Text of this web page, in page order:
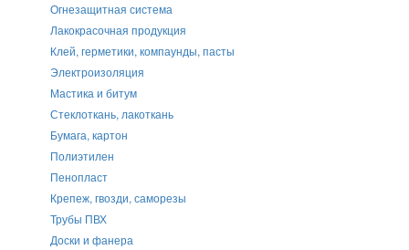
Огнезащитная система
Лакокрасочная продукция
Клей, герметики, компаунды, пасты
Электроизоляция
Мастика и битум
Стеклоткань, лакоткань
Бумага, картон
Полиэтилен
Пенопласт
Крепеж, гвозди, саморезы
Трубы ПВХ
Доски и фанера